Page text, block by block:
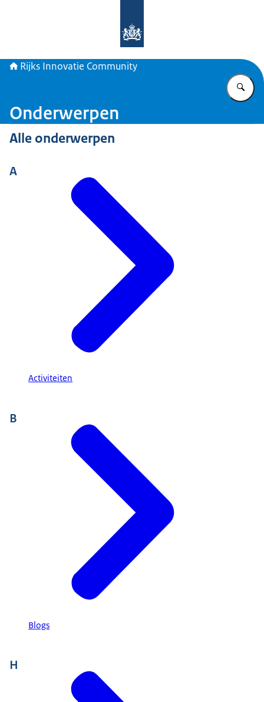
Rijks Innovatie Community
Onderwerpen
Alle onderwerpen
A
Activiteiten
B
Blogs
H